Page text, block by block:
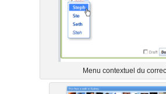
Menu contextuel du